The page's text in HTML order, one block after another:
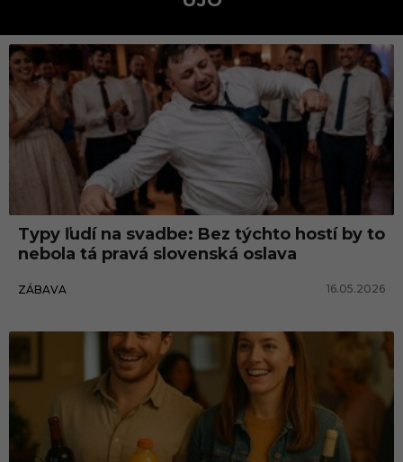
u
j
o
Typy ľudí na svadbe: Bez týchto hostí by to
nebola tá pravá slovenská oslava
ZÁBAVA 16.05.2026